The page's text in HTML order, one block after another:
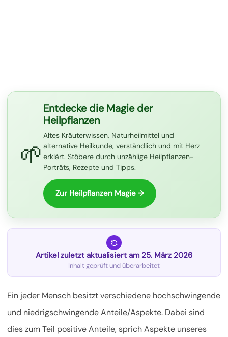
🌱
Entdecke die Magie der
Heilpflanzen
Altes Kräuterwissen, Naturheilmittel und
alternative Heilkunde, verständlich und mit Herz
erklärt. Stöbere durch unzählige Heilpflanzen-
Porträts, Rezepte und Tipps.
Zur Heilpflanzen Magie →
Artikel zuletzt aktualisiert am 25. März 2026
Inhalt geprüft und überarbeitet
Ein jeder Mensch besitzt verschiedene hochschwingende
und niedrigschwingende Anteile/Aspekte. Dabei sind
dies zum Teil positive Anteile, sprich Aspekte unseres